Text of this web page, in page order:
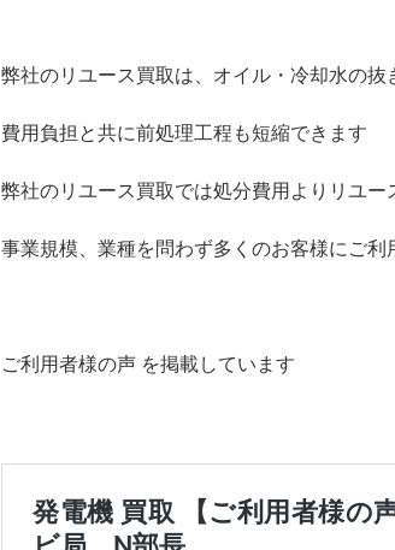
弊社のリユース買取は、オイル・冷却水の
費用負担と共に前処理工程も短縮できます
弊社のリユース買取では処分費用よりリユ
事業規模、業種を問わず多くのお客様にご利
ご利用者様の声 を掲載しています